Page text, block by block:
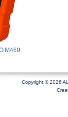
M460
Copyright © 2026